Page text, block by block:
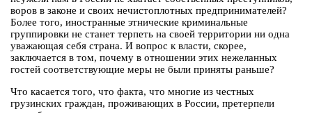
воров в законе и своих нечистоплотных предпринимателей?
Более того, иностранные этнические криминальные
группировки не станет терпеть на своей территории ни одна
уважающая себя страна. И вопрос к власти, скорее,
заключается в том, почему в отношении этих нежеланных
гостей соответствующие меры не были приняты раньше?
Что касается того, что факта, что многие из честных
грузинских граждан, проживающих в России, претерпели